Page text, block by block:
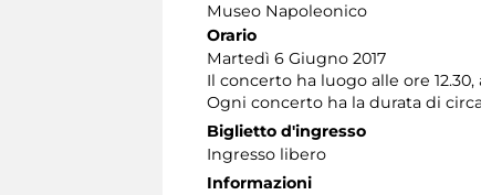
Museo Napoleonico
Orario
Martedì 6 Giugno 2017
Il concerto ha luogo alle ore 12.30,
Ogni concerto ha la durata di
Biglietto d'ingresso
Ingresso libero
Informazioni